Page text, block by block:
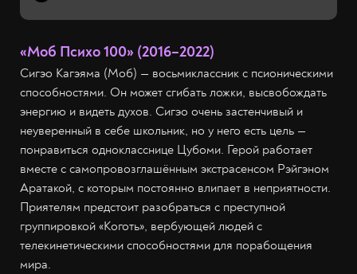
«Моб Психо 100» (2016–2022)
Сигэо Кагэяма (Моб) — восьмиклассник с псионическими
способностями. Он может сгибать ложки, высвобождать
энергию и видеть духов. Сигэо очень застенчивый и
неуверенный в себе школьник, но у него есть цель —
понравиться однокласснице Цубоми. Герой работает
вместе с самопровозглашённым экстрасенсом Рэйгэном
Аратакой, с которым постоянно влипает в неприятности.
Приятелям предстоит разобраться с преступной
группировкой «Коготь», вербующей людей с
телекинетическими способностями для порабощения
мира.